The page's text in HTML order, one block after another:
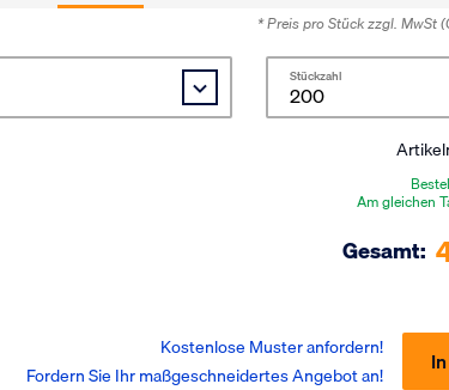
* Preis pro Stück zzgl. MwSt
Stückzahl
Am gleichen
Gesamt:
Kostenlose Muster anfordern!
Fordern Sie Ihr maßgeschneidertes Angebot an!